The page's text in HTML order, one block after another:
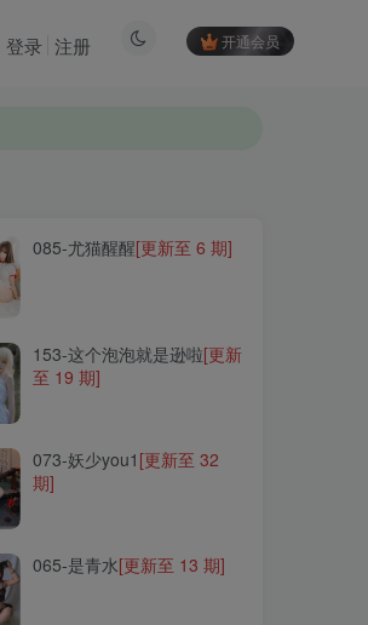
开通会员
登录 注册
073-妖少you1
065-是青水
085-尤猫醒醒[更新至 6 期]
153-这个泡泡就是逊啦[更新
至 19 期]
073-妖少you1 [更新至 32
期]
065-是青水[更新至 13 期]